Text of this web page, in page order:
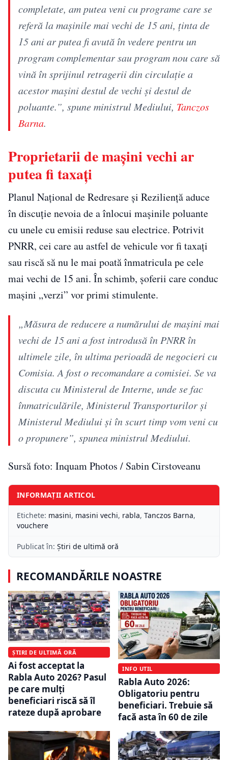
completate, am putea veni cu programe care se
referă la mașinile mai vechi de 15 ani, ținta de
15 ani ar putea fi avută în vedere pentru un
program complementar sau program nou care să
vină în sprijinul retragerii din circulație a
acestor mașini destul de vechi și destul de
poluante.”, spune ministrul Mediului, Tanczos
Barna.
Proprietarii de mașini vechi ar
putea fi taxați
Planul Național de Redresare și Reziliență aduce
în discuție nevoia de a înlocui maşinile poluante
cu unele cu emisii reduse sau electrice. Potrivit
PNRR, cei care au astfel de vehicule vor fi taxaţi
sau riscă să nu le mai poată înmatricula pe cele
mai vechi de 15 ani. În schimb, şoferii care conduc
maşini „verzi” vor primi stimulente.
„Măsura de reducere a numărului de maşini mai
vechi de 15 ani a fost introdusă în PNRR în
ultimele zile, în ultima perioadă de negocieri cu
Comisia. A fost o recomandare a comisiei. Se va
discuta cu Ministerul de Interne, unde se fac
înmatriculările, Ministerul Transporturilor şi
Ministerul Mediului şi în scurt timp vom veni cu
o propunere”, spunea ministrul Mediului.
Sursă foto: Inquam Photos / Sabin Cirstoveanu
INFORMAȚII ARTICOL
Etichete: masini, masini vechi, rabla, Tanczos Barna,
vouchere
Publicat în: Știri de ultimă oră
RECOMANDĂRILE NOASTRE
ȘTIRI DE ULTIMĂ ORĂ
Ai fost acceptat la
Rabla Auto 2026? Pasul
pe care mulți
beneficiari riscă să îl
rateze după aprobare
INFO UTIL
Rabla Auto 2026:
Obligatoriu pentru
beneficiari. Trebuie să
facă asta în 60 de zile